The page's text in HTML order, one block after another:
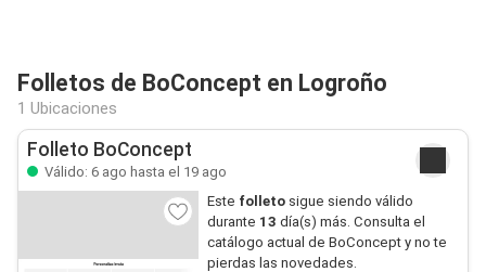
Folletos de BoConcept en Logroño
1 Ubicaciones
Folleto BoConcept
Válido: 6 ago hasta el 19 ago
Este folletosigue siendo válido
durante 13 día(s) más. Consulta el
catálogo actual de BoConcept y no te
pierdas las novedades.